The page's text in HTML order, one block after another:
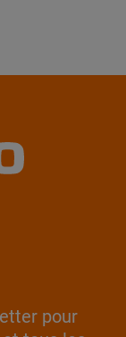
pour